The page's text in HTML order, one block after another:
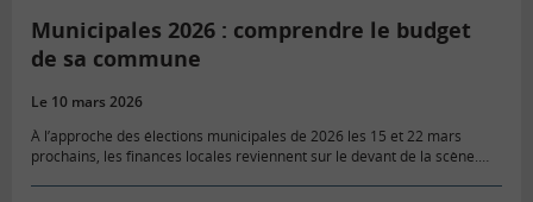
Municipales 2026 : comprendre le budget
de sa commune
Le 10 mars 2026
À l’approche des élections municipales de 2026 les 15 et 22 mars
prochains, les finances locales reviennent sur le devant de la scène.